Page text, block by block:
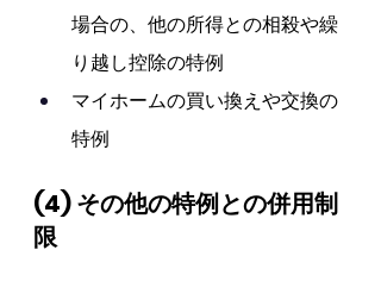
場合の、他の所得との相殺や繰
り越し控除の特例
マイホームの買い換えや交換の
特例
(4) その他の特例との併用制
限